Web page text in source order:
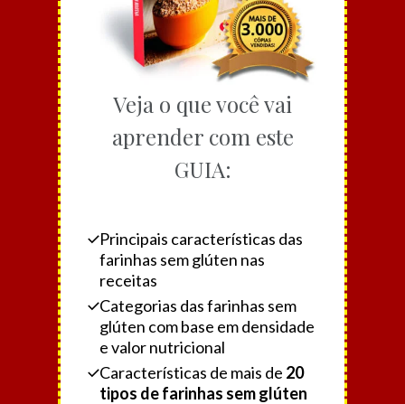
Veja o que você vai
aprender com este
GUIA:
Principais características das
farinhas sem glúten nas
receitas
Categorias das farinhas sem
glúten com base em densidade
e valor nutricional
Características de mais de 20
tipos de farinhas sem glúten